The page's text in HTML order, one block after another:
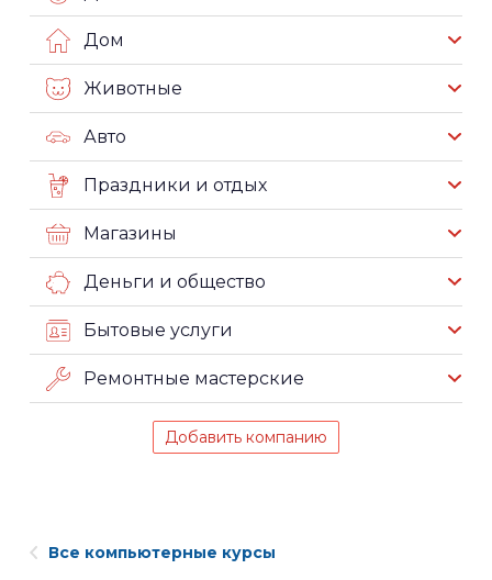
Дом
Животные
Авто
Праздники и отдых
Магазины
Деньги и общество
Бытовые услуги
Ремонтные мастерские
Добавить компанию
Все компьютерные курсы